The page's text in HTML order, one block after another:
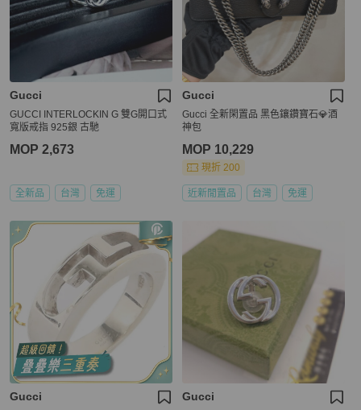
Gucci
GUCCI INTERLOCKIN G 雙G開口式
寬版戒指 925銀 古馳
MOP 2,673
全新品 台灣 免運
Gucci
Gucci 全新閑置品 黑色鑲鑽寶石💎酒
神包
MOP 10,229
現折 200
近新閒置品 台灣 免運
Gucci Gucci